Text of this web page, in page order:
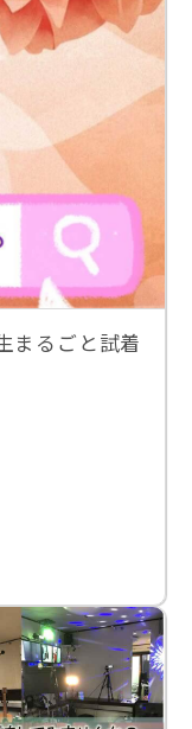
まるごと試着